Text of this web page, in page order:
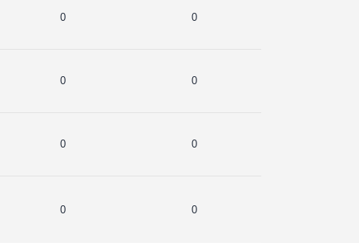
0 0
0 0
0 0
0 0